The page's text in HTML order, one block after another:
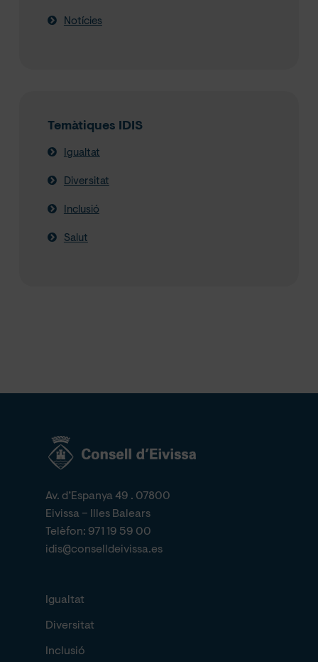
Notícies
Temàtiques IDIS
Igualtat
Diversitat
Inclusió
Salut
Av. d’Espanya 49 . 07800
Eivissa – Illes Balears
Telèfon: 971 19 59 00
idis@conselldeivissa.es
Igualtat
Diversitat
Inclusió